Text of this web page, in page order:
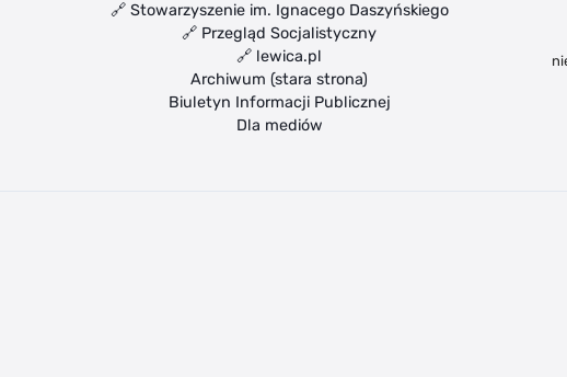
🔗 Stowarzyszenie im. Ignacego Daszyńskiego
🔗 Przegląd Socjalistyczny
🔗 lewica.pl
Archiwum (stara strona)
Biuletyn Informacji Publicznej
Dla mediów